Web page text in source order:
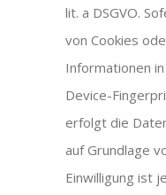
lit. a DSGVO.
von Cookies
Informationen
Device-
erfolgt die
auf Grundlage
Einwilligung ist